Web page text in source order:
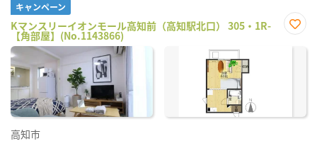
キャンペーン
Kマンスリーイオンモール高知前（高知駅北口） 305・1R-
【角部屋】(No.1143866)
に入
高知市